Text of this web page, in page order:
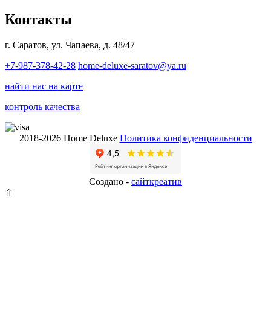
Контакты
г. Саратов, ул. Чапаева, д. 48/47
+7-987-378-42-28 home-deluxe-saratov@ya.ru
найти нас на карте
контроль качества
2018-2026 Home Deluxe Политика конфиденциальности
Создано - сайткрeатив
⇧